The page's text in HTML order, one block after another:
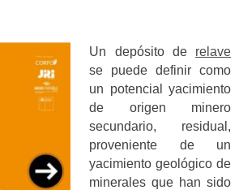
Un depósito de relave
se puede definir como
un potencial yacimiento
de origen minero
secundario, residual,
proveniente de un
yacimiento geológico de
minerales que han sido